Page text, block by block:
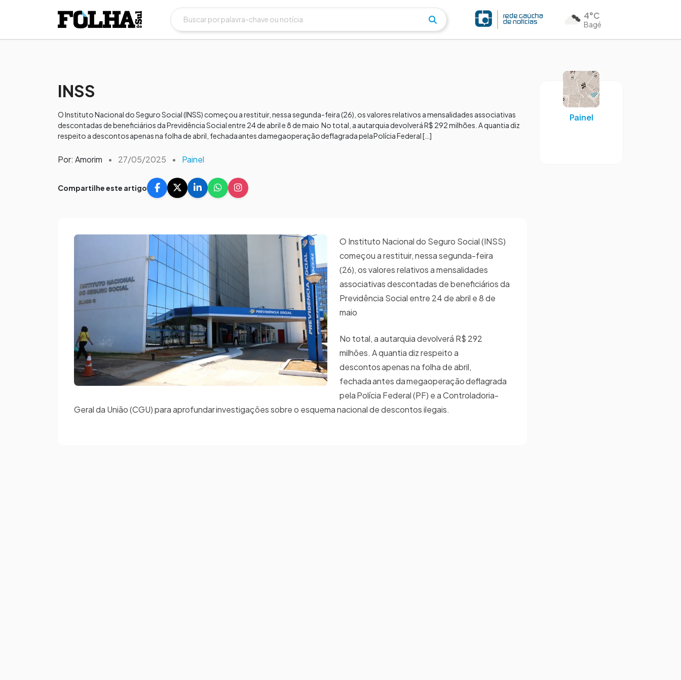
4°C
Bagé
INSS
O Instituto Nacional do Seguro Social (INSS) começou a restituir, nessa segunda-feira (26), os valores relativos a mensalidades associativas
descontadas de beneficiários da Previdência Social entre 24 de abril e 8 de maio No total, a autarquia devolverá R$ 292 milhões. A quantia diz
respeito a descontos apenas na folha de abril, fechada antes da megaoperação deflagrada pela Polícia Federal […]
Por: Amorim • 27/05/2025 • Painel
Compartilhe este artigo
O Instituto Nacional do Seguro Social (INSS)
começou a restituir, nessa segunda-feira
(26), os valores relativos a mensalidades
associativas descontadas de beneficiários da
Previdência Social entre 24 de abril e 8 de
maio
No total, a autarquia devolverá R$ 292
milhões. A quantia diz respeito a
descontos apenas na folha de abril,
fechada antes da megaoperação deflagrada
pela Polícia Federal (PF) e a Controladoria-
Geral da União (CGU) para aprofundar investigações sobre o esquema nacional de descontos ilegais.
Painel